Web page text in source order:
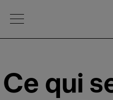
Open Menu
Ce qui